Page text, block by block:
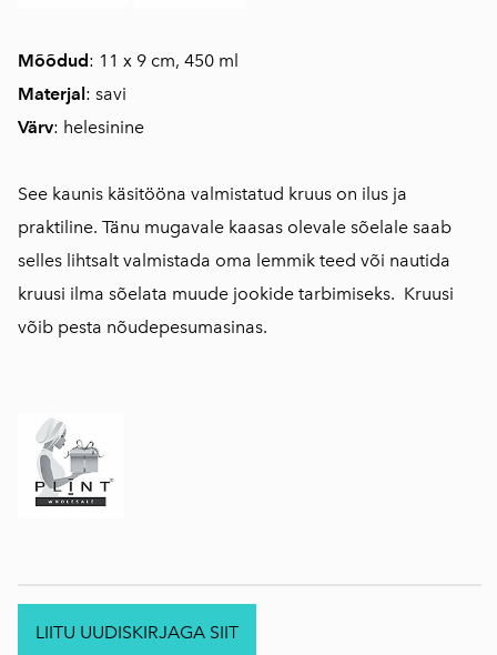
Mõõdud: 11 x 9 cm, 450 ml
Materjal : savi
Värv: helesinine
See kaunis käsitööna valmistatud kruus on ilus ja
praktiline. Tänu mugavale kaasas olevale sõelale saab
selles lihtsalt valmistada oma lemmik teed või nautida
kruusi ilma sõelata muude jookide tarbimiseks. Kruusi
võib pesta nõudepesumasinas.
LIITU UUDISKIRJAGA SIIT